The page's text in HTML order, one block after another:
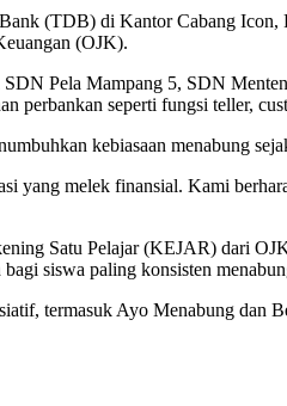
(TDB) di Kantor Cabang Icon,
(OJK).
Pela Mampang 5, SDN
perbankan seperti fungsi teller,
kebiasaan menabung
yang melek finansial. Kami
Satu Pelajar (KEJAR) dari
siswa paling konsisten
termasuk Ayo Menabung